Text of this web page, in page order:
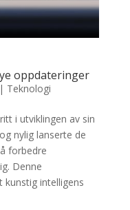
oppdateringer
Teknologi
i utviklingen av sin
nylig lanserte de
forbedre
Denne
kunstig intelligens